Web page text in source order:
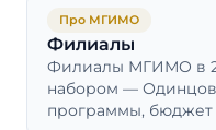
Про МГИМО
Филиалы
Филиалы МГИМО в
набором —
программы, бюджет